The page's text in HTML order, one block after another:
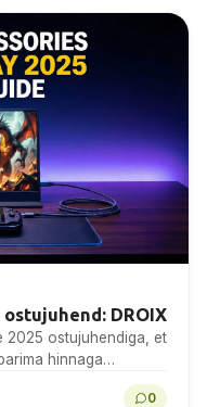
DROIX
2025 ostujuhendiga, et
hinnaga
0